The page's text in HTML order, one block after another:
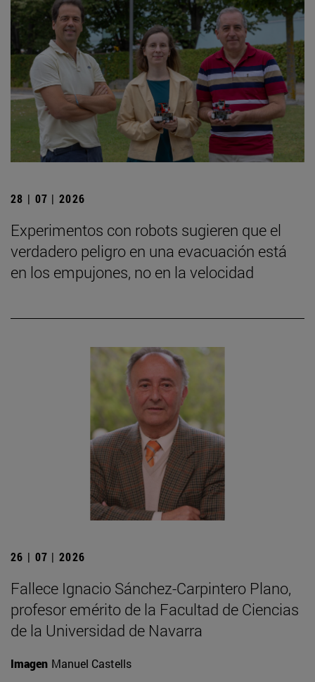
28 | 07 | 2026
Experimentos con robots sugieren que el
verdadero peligro en una evacuación está
en los empujones, no en la velocidad
26 | 07 | 2026
Fallece Ignacio Sánchez-Carpintero Plano,
profesor emérito de la Facultad de Ciencias
de la Universidad de Navarra
Imagen Manuel Castells